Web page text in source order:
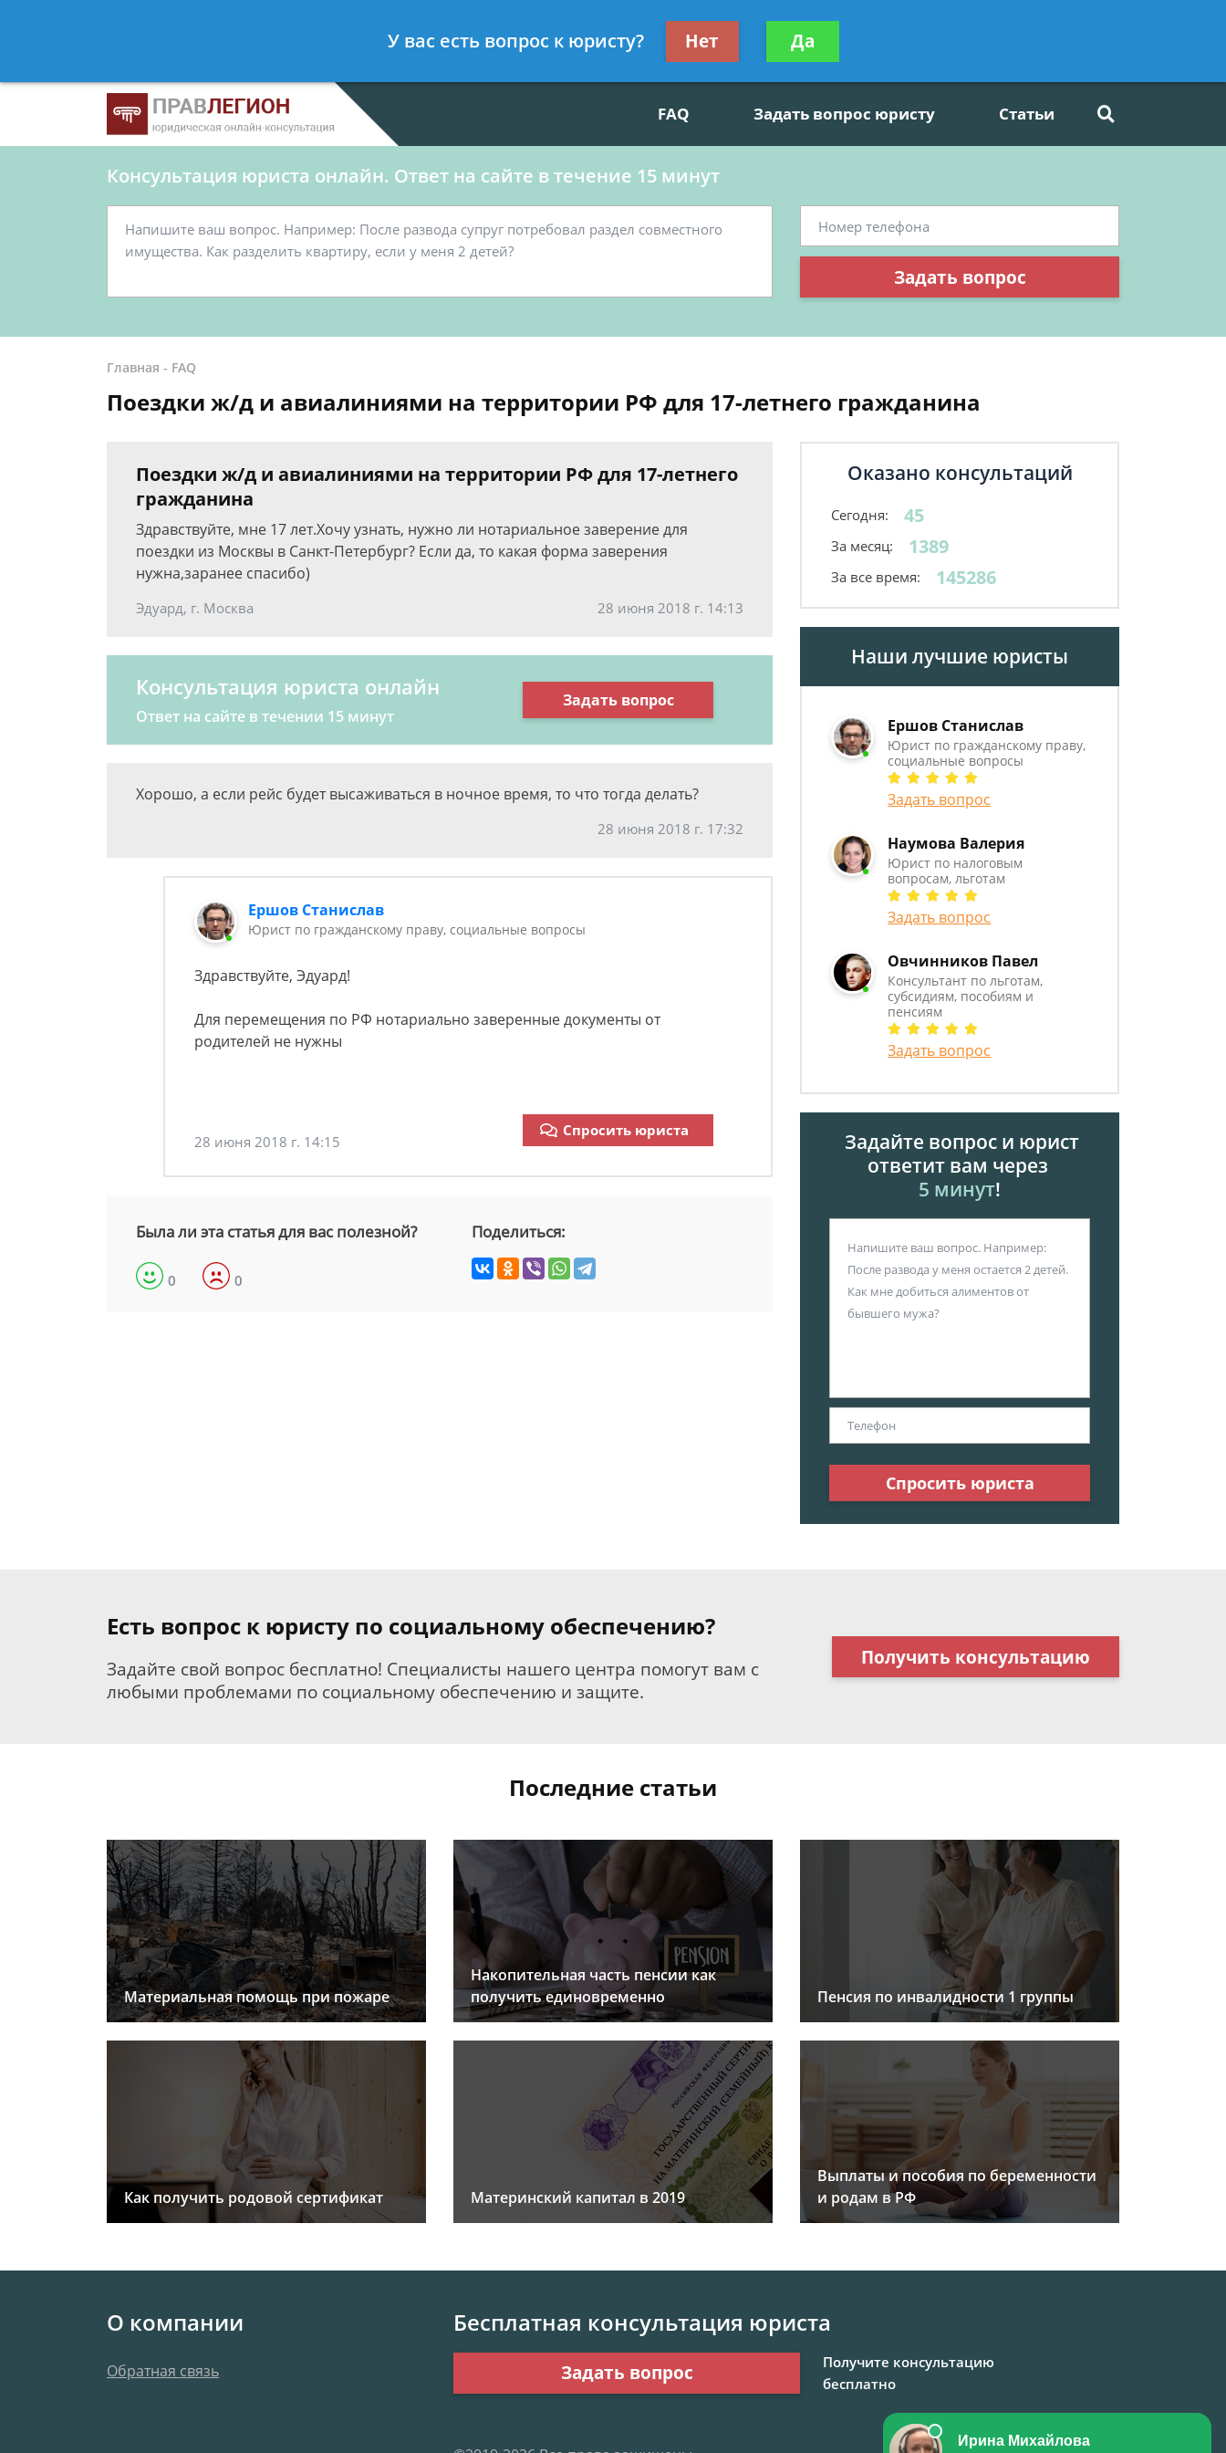
- Юрист по гражданскому праву, социальные вопросы
Получите консультацию
бесплатно
FAQ Задать вопрос юристу Статьи
Консультация юриста онлайн. Ответ на сайте в течение 15 минут
Задать вопрос
Главная - FAQ
Поездки ж/д и авиалиниями на территории РФ для 17-летнего гражданина
Поездки ж/д и авиалиниями на территории РФ для 17-летнего
гражданина
Здравствуйте, мне 17 лет.Хочу узнать, нужно ли нотариальное заверение для
поездки из Москвы в Санкт-Петербург? Если да, то какая форма заверения
нужна,заранее спасибо)
Эдуард, г. Москва 28 июня 2018 г. 14:13
Консультация юриста онлайн
Ответ на сайте в течении 15 минут
Задать вопрос
Хорошо, а если рейс будет высаживаться в ночное время, то что тогда делать?
28 июня 2018 г. 17:32
Ершов Станислав
Юрист по гражданскому праву, социальные вопросы
Здравствуйте, Эдуард!
Для перемещения по РФ нотариально заверенные документы от
родителей не нужны
28 июня 2018 г. 14:15
Спросить юриста
Была ли эта статья для вас полезной?
0 0
Поделиться:
Оказано консультаций
Сегодня: 45
За месяц: 1389
За все время: 145286
Наши лучшие юристы
Ершов Станислав
Юрист по гражданскому праву,
социальные вопросы
Задать вопрос
Наумова Валерия
Юрист по налоговым
вопросам, льготам
Задать вопрос
Овчинников Павел
Консультант по льготам,
субсидиям, пособиям и
пенсиям
Задать вопрос
Задайте вопрос и юрист
ответит вам через
5 минут!
Спросить юриста
Есть вопрос к юристу по социальному обеспечению?
Задайте свой вопрос бесплатно! Специалисты нашего центра помогут вам с
любыми проблемами по социальному обеспечению и защите.
Получить консультацию
Последние статьи
Материальная помощь при пожаре
Накопительная часть пенсии как
получить единовременно
Пенсия по инвалидности 1 группы
Как получить родовой сертификат Материнский капитал в 2019
Выплаты и пособия по беременности
и родам в РФ
О компании
Обратная связь
Бесплатная консультация юриста
Задать вопрос
Получите консультацию
бесплатно
У вас есть вопрос к юристу? Нет Да